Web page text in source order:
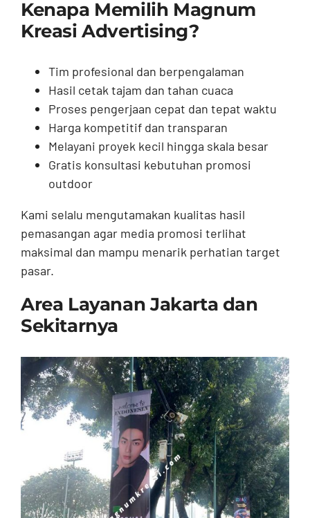
Kenapa Memilih Magnum
Kreasi Advertising?
Tim profesional dan berpengalaman
Hasil cetak tajam dan tahan cuaca
Proses pengerjaan cepat dan tepat waktu
Harga kompetitif dan transparan
Melayani proyek kecil hingga skala besar
Gratis konsultasi kebutuhan promosi
outdoor
Kami selalu mengutamakan kualitas hasil
pemasangan agar media promosi terlihat
maksimal dan mampu menarik perhatian target
pasar.
Area Layanan Jakarta dan
Sekitarnya